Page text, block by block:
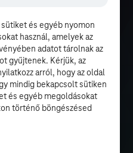
és egyéb nyomon
használ, amelyek az
adatot tárolnak az
gyűjtenek. Kérjük, az
arról, hogy az oldal
mindig bekapcsolt sütiken
és egyéb megoldásokat
történő böngészésed